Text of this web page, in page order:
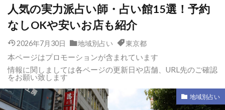
人気の実力派占い師・占い館15選！予約
なしOKや安いお店も紹介
2026年7月30日 地域別占い 東京都
本ページはプロモーションが含まれています
情報に関しましては各ページの更新日や店舗、URL先のご確認
をお願い致します
地域別占い